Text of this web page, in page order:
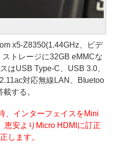
x5-Z8350(1.44GHz、ビデ
トレージに32GB eMMCな
はUSB Type-C、USB 3.0、
対応無線LAN、Bluetoo
する。
、インターフェイスをMini
恵安よりMicro HDMIに訂正
します。